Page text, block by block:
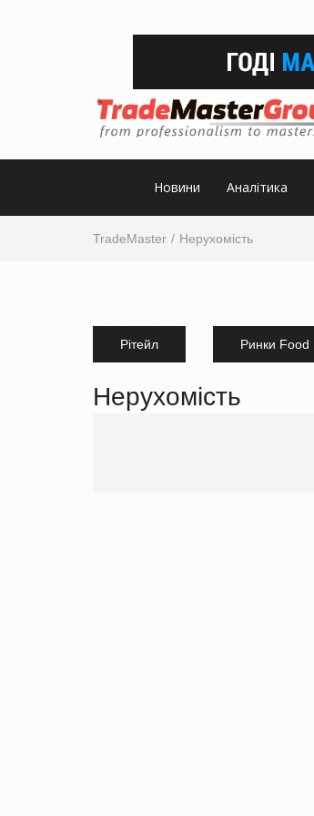
Новини Аналітика
TradeMaster Нерухомість
Рітейл Ринки Food
Нерухомість